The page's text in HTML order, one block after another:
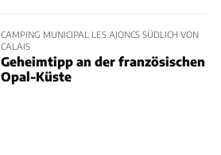
CAMPING MUNICIPAL LES AJONCS SÜDLICH VON
CALAIS
Geheimtipp an der französischen
Opal-Küste